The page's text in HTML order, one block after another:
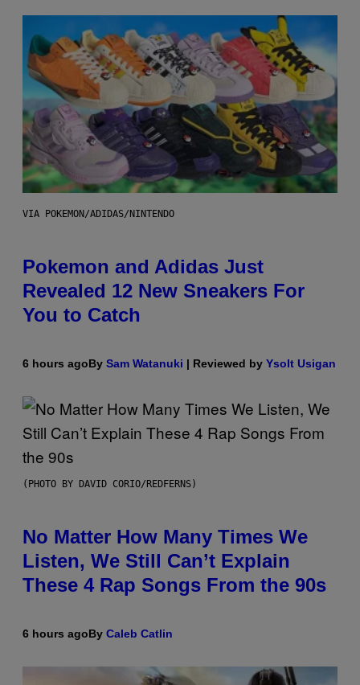
VIA POKEMON/ADIDAS/NINTENDO
Pokemon and Adidas Just
Revealed 12 New Sneakers For
You to Catch
6 hours agoBy Sam Watanuki | Reviewed by Ysolt Usigan
(PHOTO BY DAVID CORIO/REDFERNS)
No Matter How Many Times We
Listen, We Still Can’t Explain
These 4 Rap Songs From the 90s
6 hours agoBy Caleb Catlin